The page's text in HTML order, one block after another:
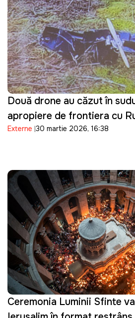
Două drone au căzut în
apropiere de frontiera cu
prezintă scuze
Externe 30 martie 2026, 16:38
Ceremonia Luminii Sfinte